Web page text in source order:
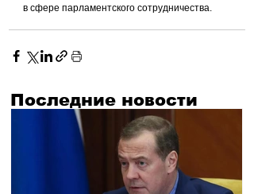
в сфере парламентского сотрудничества.
Последние новости